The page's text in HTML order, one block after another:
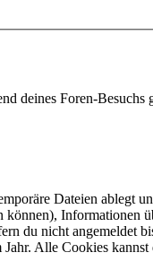
deines Foren-Besuchs
Dateien ablegt
Informationen
du nicht angemeldet
Alle Cookies